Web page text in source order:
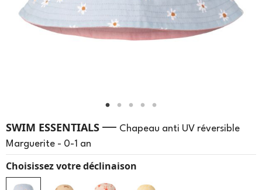
SWIM ESSENTIALS — Chapeau anti UV réversible
Marguerite - 0-1 an
Choisissez votre déclinaison